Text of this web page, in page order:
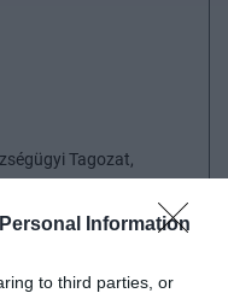
Information
to third parties, or
Tagozat,